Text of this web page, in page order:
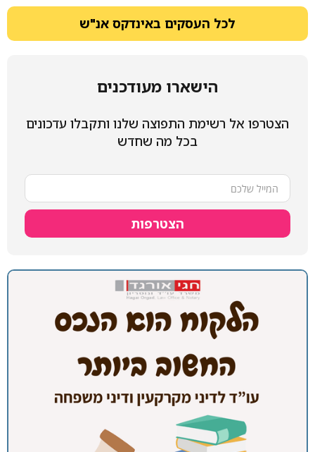
לכל העסקים באינדקס אנ"ש
הישארו מעודכנים
הצטרפו אל רשימת התפוצה שלנו ותקבלו עדכונים
בכל מה שחדש
הצטרפות